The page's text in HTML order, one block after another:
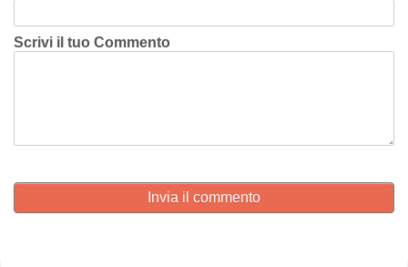
Scrivi il tuo Commento
Invia il commento